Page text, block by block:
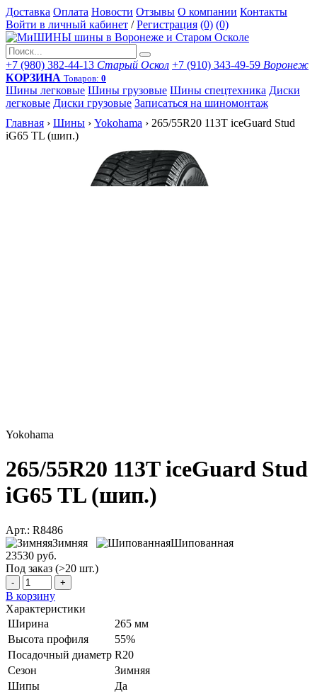
Доставка Оплата Новости Отзывы О компании Контакты
Войти в личный кабинет / Регистрация (0) (0)
+7 (980) 382-44-13 Старый Оскол +7 (910) 343-49-59 Воронеж
КОРЗИНА Товаров: 0
Шины легковые Шины грузовые Шины спецтехника Диски
легковые Диски грузовые Записаться на шиномонтаж
Главная › Шины › Yokohama › 265/55R20 113T iceGuard Stud
iG65 TL (шип.)
Yokohama
265/55R20 113T iceGuard Stud
iG65 TL (шип.)
Арт.: R8486
Зимняя
Шипованная
23530 руб.
Под заказ (>20 шт.)
- +
В корзину
Характеристики
Ширина
265 мм
Высота профиля
55%
Посадочный диаметр R20
Сезон
Зимняя
Шипы
Да